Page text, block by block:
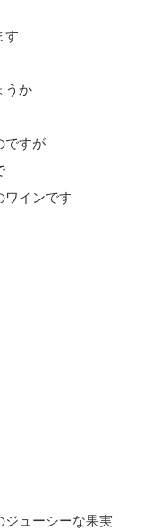
す
うか
ですが
ワインです
ューシーな果実